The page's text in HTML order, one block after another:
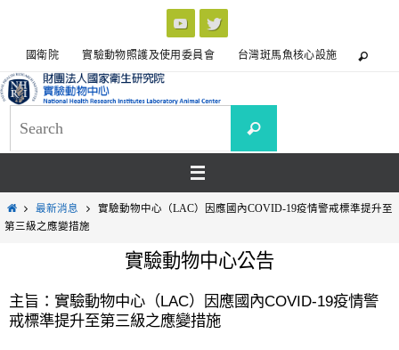
國衛院 實驗動物照護及使用委員會 台灣斑馬魚核心設施
最新消息
實驗動物中心（LAC）因應國內COVID-19疫情警戒標準提升至
第三級之應變措施
實驗動物中心公告
主旨：實驗動物中心（LAC）因應國內COVID-19疫情警
戒標準提升至第三級之應變措施